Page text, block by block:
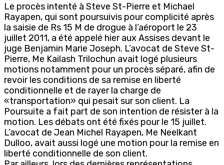
Le procès intenté à Steve St-Pierre et Michael
Rayapen, qui sont poursuivis pour complicité après
la saisie de Rs 15 M de drogue à l’aéroport le 23
juillet 2011, a été appelé hier aux Assises devant le
juge Benjamin Marie Joseph. L’avocat de Steve St-
Pierre, Me Kailash Trilochun avait logé plusieurs
motions notamment pour un procès séparé, afin de
revoir les conditions de sa remise en liberté
conditionnelle et de rayer la charge de
«transportation» qui pesait sur son client. La
Poursuite a fait part de son intention de résister à la
motion. Les débats ont été fixés pour le 15 juillet.
L’avocat de Jean Michel Rayapen, Me Neelkant
Dulloo, avait aussi logé une motion pour la remise en
liberté conditionnelle de son client.